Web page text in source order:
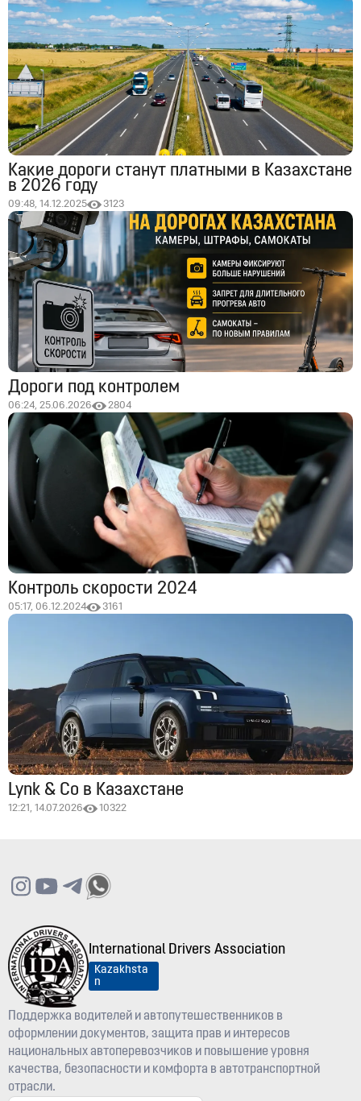
Какие дороги станут платными в Казахстане
в 2026 году
09:48, 14.12.2025 3123
Дороги под контролем
06:24, 25.06.2026 2804
Контроль скорости 2024
05:17, 06.12.2024 3161
Lynk & Co в Казахстане
12:21, 14.07.2026 10322
International Drivers Association
Kazakhsta
n
Поддержка водителей и автопутешественников в
оформлении документов, защита прав и интересов
национальных автоперевозчиков и повышение уровня
качества, безопасности и комфорта в автотранспортной
отрасли.